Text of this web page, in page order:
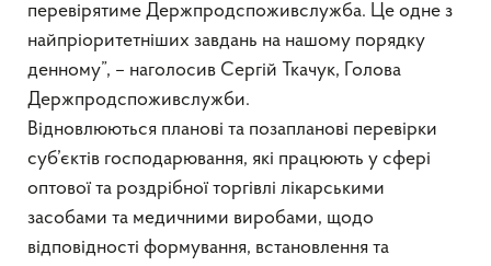
перевірятиме Держпродспоживслужба. Це одне з
найпріоритетніших завдань на нашому порядку
денному”, – наголосив Сергій Ткачук, Голова
Держпродспоживслужби.
Відновлюються планові та позапланові перевірки
суб’єктів господарювання, які працюють у сфері
оптової та роздрібної торгівлі лікарськими
засобами та медичними виробами, щодо
відповідності формування, встановлення та